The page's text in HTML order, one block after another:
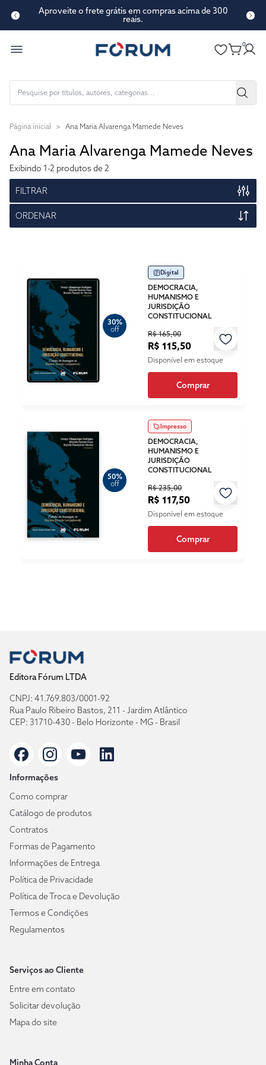
Aproveite o frete grátis em compras acima de 300
reais.
0
Página inicial > Ana Maria Alvarenga Mamede Neves
Ana Maria Alvarenga Mamede Neves
Exibindo 1-2 produtos de 2
FILTRAR
ORDENAR
30%
off
Digital
DEMOCRACIA,
HUMANISMO E
JURISDIÇÃO
CONSTITUCIONAL
R$ 165,00
R$ 115,50
Disponível em estoque
Comprar
50%
off
Impresso
DEMOCRACIA,
HUMANISMO E
JURISDIÇÃO
CONSTITUCIONAL
R$ 235,00
R$ 117,50
Disponível em estoque
Comprar
Editora Fórum LTDA
CNPJ: 41.769.803/0001-92
Rua Paulo Ribeiro Bastos, 211 - Jardim Atlântico
CEP: 31710-430 - Belo Horizonte - MG - Brasil
Informações
Como comprar
Catálogo de produtos
Contratos
Formas de Pagamento
Informações de Entrega
Política de Privacidade
Política de Troca e Devolução
Termos e Condições
Regulamentos
Serviços ao Cliente
Entre em contato
Solicitar devolução
Mapa do site
Minha Conta